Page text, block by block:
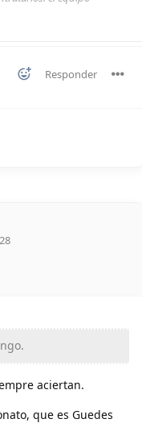
Responder
aciertan.
que es Guedes